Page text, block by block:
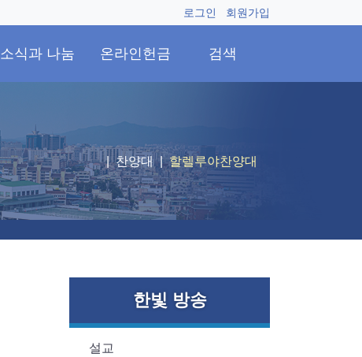
로그인 회원가입
소식과 나눔 온라인헌금 검색
찬양대 할렐루야찬양대
한빛 방송
설교